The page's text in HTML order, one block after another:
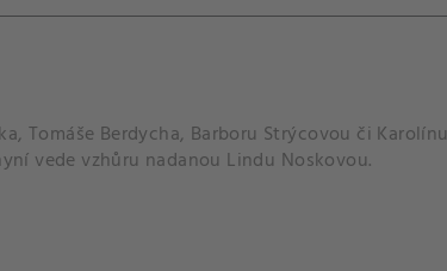
Tomáše Berdycha, Barboru Strýcovou či Karolínu
vede vzhůru nadanou Lindu Noskovou.